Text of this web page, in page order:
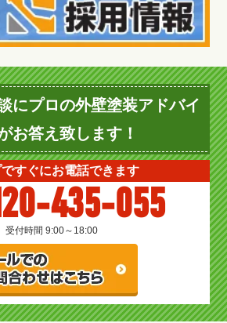
にプロの外壁塗装アドバイ
お答え致します！
すぐにお電話できます
435-055
受付時間 9:00～18:00